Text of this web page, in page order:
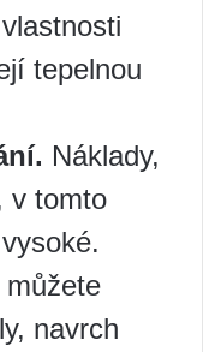
tepelnou
Náklady,
v tomto
můžete
navrch